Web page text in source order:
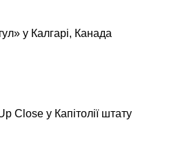
у Калгарі, Канада
Close у Капітолії штату